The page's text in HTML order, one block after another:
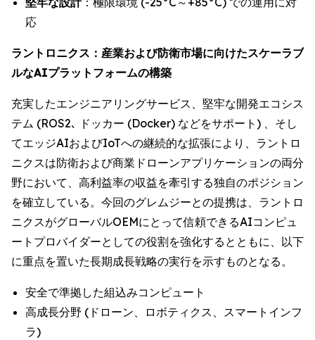
応
ラントロニクス：産業および防衛市場に向けたスケーラブ
ルなAIプラットフォームの構築
充実したエンジニアリングサービス、堅牢な開発エコシス
テム (ROS2､ ドッカー (Docker) などをサポート) 、そし
てエッジAIおよびIoTへの継続的な拡張により、ラントロ
ニクスは防衛および商業ドローンアプリケーションの両分
野において、高利益率の収益を牽引する独自のポジション
を確立している。今回のグレムジーとの提携は、ラントロ
ニクスがグローバルOEMにとって信頼できるAIコンピュ
ートプロバイダーとしての役割を強化するとともに、以下
に重点を置いた長期成長戦略の実行を示すものとなる。
安全で準拠した組込みコンピュート
高成長分野 (ドローン、ロボティクス、スマートインフ
ラ)